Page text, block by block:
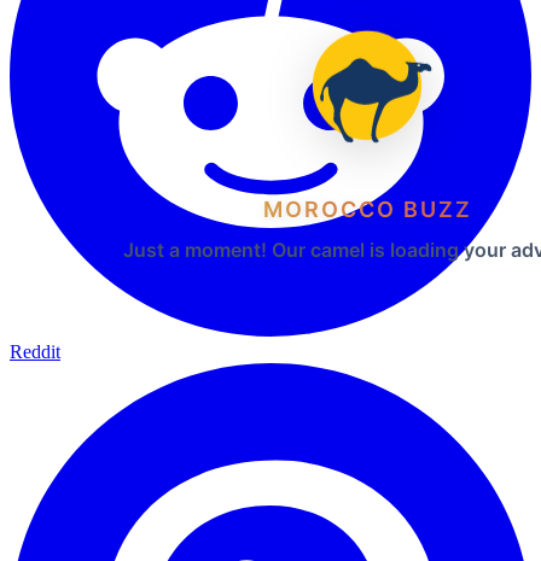
MOROCCO BUZZ
Just a moment! Our camel is loading your
Reddit